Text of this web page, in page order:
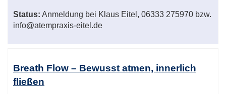
Status: Anmeldung bei Klaus Eitel, 06333 275970 bzw.
info@atempraxis-eitel.de
Breath Flow – Bewusst atmen, innerlich
fließen